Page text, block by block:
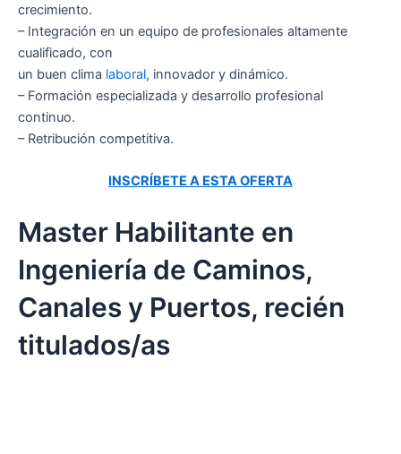
crecimiento.
– Integración en un equipo de profesionales altamente
cualificado, con
un buen clima laboral, innovador y dinámico.
– Formación especializada y desarrollo profesional
continuo.
– Retribución competitiva.
INSCRÍBETE A ESTA OFERTA
Master Habilitante en
Ingeniería de Caminos,
Canales y Puertos, recién
titulados/as